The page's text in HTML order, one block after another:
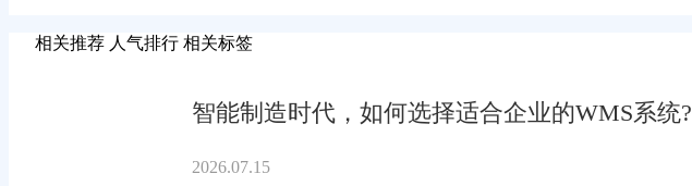
相关推荐 人气排行 相关标签
智能制造时代，如何选择适合企业的WMS系统?
2026.07.15